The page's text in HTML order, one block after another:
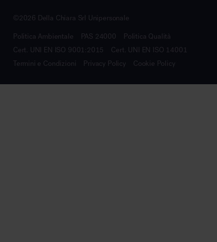
©2026 Della Chiara Srl Unipersonale
Politica Ambientale PAS 24000
Politica Qualità
Cert. UNI EN ISO 9001:2015
Cert. UNI EN ISO 14001
Termini e Condizioni
Privacy Policy Cookie Policy